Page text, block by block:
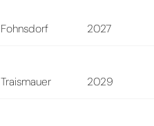
Fohnsdorf 2027
Traismauer 2029